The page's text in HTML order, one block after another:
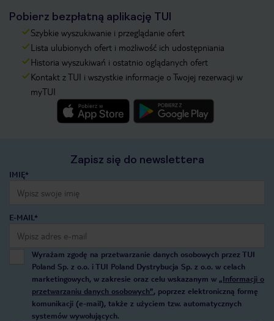
Pobierz bezpłatną aplikację TUI
Szybkie wyszukiwanie i przeglądanie ofert
Lista ulubionych ofert i możliwość ich udostępniania
Historia wyszukiwań i ostatnio oglądanych ofert
Kontakt z TUI i wszystkie informacje o Twojej rezerwacji w
myTUI
Zapisz się do newslettera
IMIĘ*
E-MAIL*
Wyrażam zgodę na przetwarzanie danych osobowych przez TUI
Poland Sp. z o.o. i TUI Poland Dystrybucja Sp. z o.o. w celach
marketingowych, w zakresie oraz celu wskazanym w „Informacji o
przetwarzaniu danych osobowych”, poprzez elektroniczną formę
komunikacji (e-mail), także z użyciem tzw. automatycznych
systemów wywołujących.